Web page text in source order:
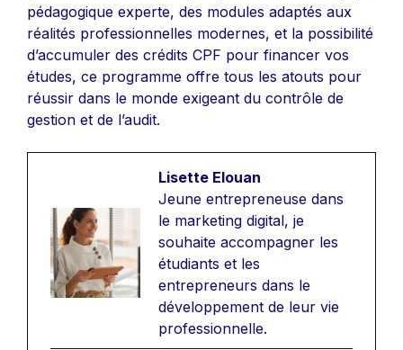
pédagogique experte, des modules adaptés aux
réalités professionnelles modernes, et la possibilité
d’accumuler des crédits CPF pour financer vos
études, ce programme offre tous les atouts pour
réussir dans le monde exigeant du contrôle de
gestion et de l’audit.
Lisette Elouan
Jeune entrepreneuse dans
le marketing digital, je
souhaite accompagner les
étudiants et les
entrepreneurs dans le
développement de leur vie
professionnelle.